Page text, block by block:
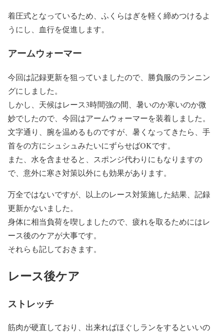
着圧式となっているため、ふくらはぎを軽く締めつけるよ
うにし、血行を促進します。
アームウォーマー
今回は記録更新を狙っていましたので、勝負服のランニン
グにしました。
しかし、天候はレース3時間強の間、暑いのか寒いのか微
妙でしたので、今回はアームウォーマーを装着しました。
文字通り、腕を温めるものですが、暑くなってきたら、手
首をの方にシュシュみたいにずらせばOKです。
また、水を含ませると、スポンジ代わりにもなりますの
で、意外に寒さ対策以外にも効果があります。
万全ではないですが、以上のレース対策施した結果、記録
更新かないました。
身体に相当負荷を喫しましたので、疲れを取るためにはレ
ース後のケアが大事です。
それらも記しておきます。
レース後ケア
ストレッチ
筋肉が硬直しており、出来ればほぐしランをするといいの